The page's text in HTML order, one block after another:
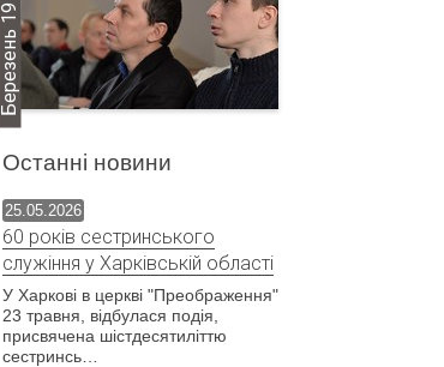
Березень 19
Останні новини
25.05.2026
60 років сестринського
служіння у Харківській області
У Харкові в церкві "Преображення"
23 травня, відбулася подія,
присвячена шістдесятиліттю
сестринсь…